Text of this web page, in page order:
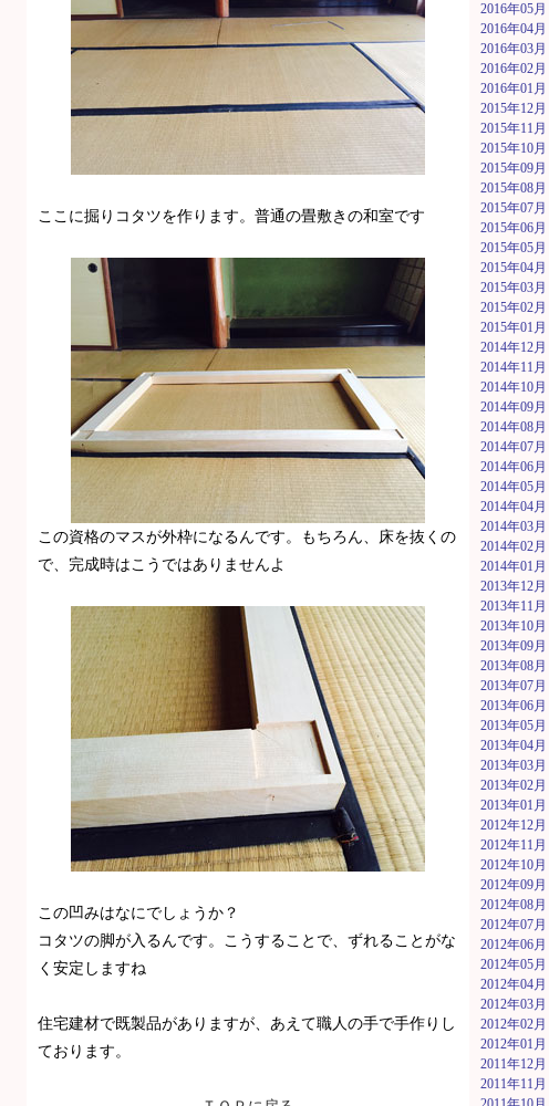
ここに掘りコタツを作ります。普通の畳敷きの和室です
この資格のマスが外枠になるんです。もちろん、床を抜くの
で、完成時はこうではありませんよ
この凹みはなにでしょうか？
コタツの脚が入るんです。こうすることで、ずれることがな
く安定しますね
住宅建材で既製品がありますが、あえて職人の手で手作りし
ております。
2016年05月
2016年04月
2016年03月
2016年02月
2016年01月
2015年12月
2015年11月
2015年10月
2015年09月
2015年08月
2015年07月
2015年06月
2015年05月
2015年04月
2015年03月
2015年02月
2015年01月
2014年12月
2014年11月
2014年10月
2014年09月
2014年08月
2014年07月
2014年06月
2014年05月
2014年04月
2014年03月
2014年02月
2014年01月
2013年12月
2013年11月
2013年10月
2013年09月
2013年08月
2013年07月
2013年06月
2013年05月
2013年04月
2013年03月
2013年02月
2013年01月
2012年12月
2012年11月
2012年10月
2012年09月
2012年08月
2012年07月
2012年06月
2012年05月
2012年04月
2012年03月
2012年02月
2012年01月
2011年12月
2011年11月